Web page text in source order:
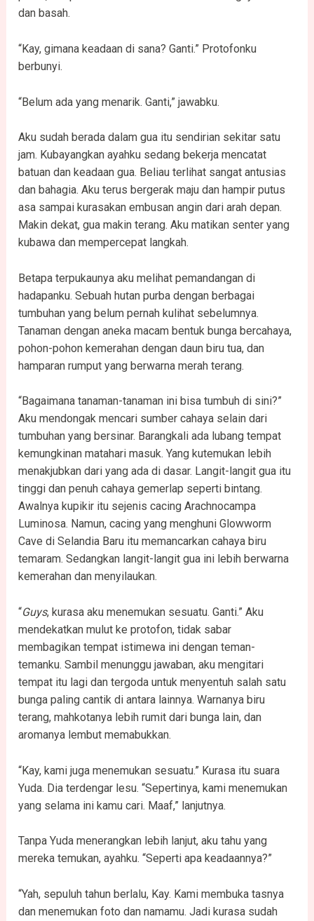
dan basah.
“Kay, gimana keadaan di sana? Ganti.” Protofonku
berbunyi.
“Belum ada yang menarik. Ganti,” jawabku.
Aku sudah berada dalam gua itu sendirian sekitar satu
jam. Kubayangkan ayahku sedang bekerja mencatat
batuan dan keadaan gua. Beliau terlihat sangat antusias
dan bahagia. Aku terus bergerak maju dan hampir putus
asa sampai kurasakan embusan angin dari arah depan.
Makin dekat, gua makin terang. Aku matikan senter yang
kubawa dan mempercepat langkah.
Betapa terpukaunya aku melihat pemandangan di
hadapanku. Sebuah hutan purba dengan berbagai
tumbuhan yang belum pernah kulihat sebelumnya.
Tanaman dengan aneka macam bentuk bunga bercahaya,
pohon-pohon kemerahan dengan daun biru tua, dan
hamparan rumput yang berwarna merah terang.
“Bagaimana tanaman-tanaman ini bisa tumbuh di sini?”
Aku mendongak mencari sumber cahaya selain dari
tumbuhan yang bersinar. Barangkali ada lubang tempat
kemungkinan matahari masuk. Yang kutemukan lebih
menakjubkan dari yang ada di dasar. Langit-langit gua itu
tinggi dan penuh cahaya gemerlap seperti bintang.
Awalnya kupikir itu sejenis cacing Arachnocampa
Luminosa. Namun, cacing yang menghuni Glowworm
Cave di Selandia Baru itu memancarkan cahaya biru
temaram. Sedangkan langit-langit gua ini lebih berwarna
kemerahan dan menyilaukan.
“Guys, kurasa aku menemukan sesuatu. Ganti.” Aku
mendekatkan mulut ke protofon, tidak sabar
membagikan tempat istimewa ini dengan teman-
temanku. Sambil menunggu jawaban, aku mengitari
tempat itu lagi dan tergoda untuk menyentuh salah satu
bunga paling cantik di antara lainnya. Warnanya biru
terang, mahkotanya lebih rumit dari bunga lain, dan
aromanya lembut memabukkan.
“Kay, kami juga menemukan sesuatu.” Kurasa itu suara
Yuda. Dia terdengar lesu. “Sepertinya, kami menemukan
yang selama ini kamu cari. Maaf,” lanjutnya.
Tanpa Yuda menerangkan lebih lanjut, aku tahu yang
mereka temukan, ayahku. “Seperti apa keadaannya?”
“Yah, sepuluh tahun berlalu, Kay. Kami membuka tasnya
dan menemukan foto dan namamu. Jadi kurasa sudah